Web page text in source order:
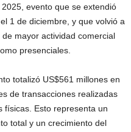
evento que se extendió
1 de diciembre, y que volvió a
mayor actividad comercial
presenciales.
totalizó US$561 millones en
de transacciones realizadas
físicas. Esto representa un
total y un crecimiento del